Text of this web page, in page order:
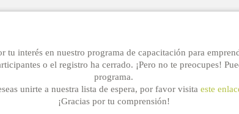
tu interés en nuestro programa de capacitación para
o el registro ha cerrado. ¡Pero no te preocupes!
programa.
unirte a nuestra lista de espera, por favor visita este
¡Gracias por tu comprensión!